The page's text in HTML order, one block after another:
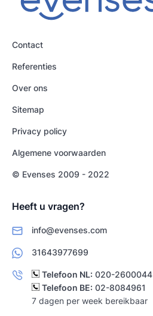
Contact
Referenties
Over ons
Sitemap
Privacy policy
Algemene voorwaarden
© Evenses 2009 - 2022
Heeft u vragen?
info@evenses.com
31643977699
Telefoon NL: 020-2600044
Telefoon BE: 02-8084961
7 dagen per week bereikbaar